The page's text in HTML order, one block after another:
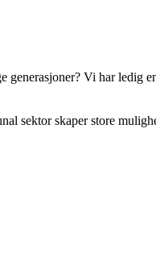
Vi har ledig
sektor skaper store